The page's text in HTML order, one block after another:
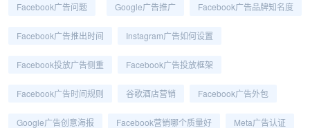
Facebook广告问题 Google广告推广 Facebook广告品牌知名度
Facebook广告推出时间 Instagram广告如何设置
Facebook投放广告侧重 Facebook广告投放框架
Facebook广告时间规则 谷歌酒店营销 Facebook广告外包
Google广告创意海报 Facebook营销哪个质量好 Meta广告认证